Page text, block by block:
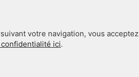
votre navigation, vous acceptez
ici.